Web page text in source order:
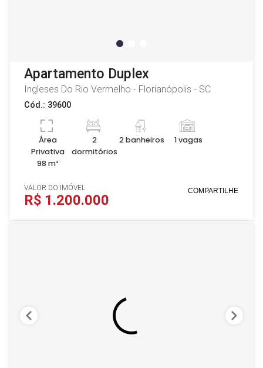
Apartamento Duplex
Ingleses Do Rio Vermelho - Florianópolis - SC
Cód.: 39600
Área
Privativa
98 m²
2
dormitórios
2 banheiros 1 vagas
VALOR DO IMÓVEL
R$ 1.200.000
COMPARTILHE